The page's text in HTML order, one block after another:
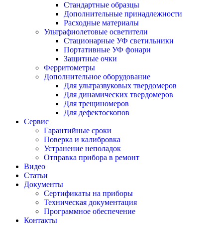
Стандартные образцы
Дополнительные принадлежности
Расходные материалы
Ультрафиолетовые осветители
Стационарные УФ светильники
Портативные УФ фонари
Защитные очки
Ферритометры
Дополнительное оборудование
Для ультразвуковых твердомеров
Для динамических твердомеров
Для трещиномеров
Для дефектоскопов
Сервис
Гарантийные сроки
Поверка и калибровка
Устранение неполадок
Отправка прибора в ремонт
Видео
Статьи
Документы
Сертификаты на приборы
Техническая документация
Программное обеспечение
Контакты